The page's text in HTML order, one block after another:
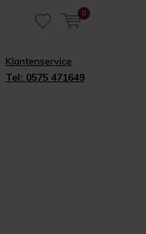
0
Klantenservice
Tel: 0575 471649